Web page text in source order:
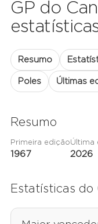
GP do
Resumo
Poles Últimas
Resumo
Primeira edição
1967
Última
2026
Estatísticas do